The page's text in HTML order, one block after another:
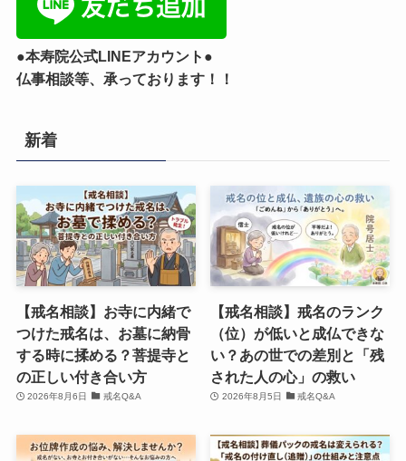
●本寿院公式LINEアカウント●
仏事相談等、承っております！！
新着
【戒名相談】お寺に内緒で
つけた戒名は、お墓に納骨
する時に揉める？菩提寺と
の正しい付き合い方
2026年8月6日 戒名Q&A
【戒名相談】戒名のランク
（位）が低いと成仏できな
い？あの世での差別と「残
された人の心」の救い
2026年8月5日 戒名Q&A